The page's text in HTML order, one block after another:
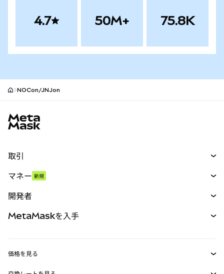
4.7 50M+ 75.8K
NOCon/JNJon
取引
パーペチュアル
RWA
マネー 新規
開発者
MetaMaskを入手
価格を見る